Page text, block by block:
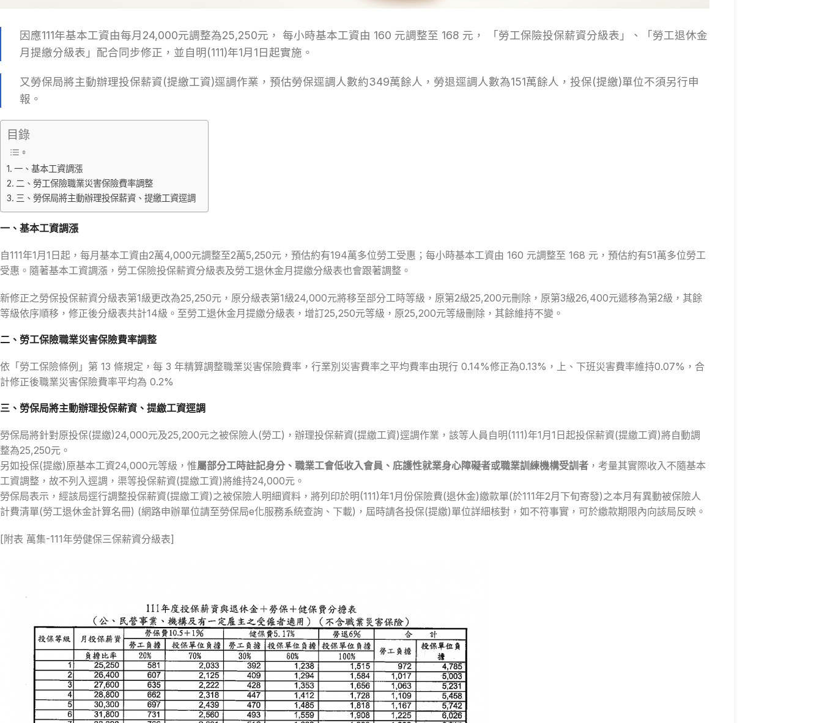
因應111年基本工資由每月24,000元調整為25,250元， 每小時基本工資由 160 元調整至 168 元， 「勞工保險投保薪資分級表」、「勞工退休金
月提繳分級表」配合同步修正，並自明(111)年1月1日起實施。
又勞保局將主動辦理投保薪資(提繳工資)逕調作業，預估勞保逕調人數約349萬餘人，勞退逕調人數為151萬餘人，投保(提繳)單位不須另行申
報。
目錄
一、基本工資調漲
二、勞工保險職業災害保險費率調整
三、勞保局將主動辦理投保薪資、提繳工資逕調
一、基本工資調漲
自111年1月1日起，每月基本工資由2萬4,000元調整至2萬5,250元，預估約有194萬多位勞工受惠；每小時基本工資由 160 元調整至 168 元，預估約有51萬多位勞工
受惠。隨著基本工資調漲，勞工保險投保薪資分級表及勞工退休金月提繳分級表也會跟著調整。
新修正之勞保投保薪資分級表第1級更改為25,250元，原分級表第1級24,000元將移至部分工時等級，原第2級25,200元刪除，原第3級26,400元遞移為第2級，其餘
等級依序順移，修正後分級表共計14級。至勞工退休金月提繳分級表，增訂25,250元等級，原25,200元等級刪除，其餘維持不變。
二、勞工保險職業災害保險費率調整
依「勞工保險條例」第 13 條規定，每 3 年精算調整職業災害保險費率，行業別災害費率之平均費率由現行 0.14%修正為0.13%，上、下班災害費率維持0.07%，合
計修正後職業災害保險費率平均為 0.2%
三、 勞保局將主動辦理投保薪資、提繳工資逕調
勞保局將針對原投保(提繳)24,000元及25,200元之被保險人(勞工)，辦理投保薪資(提繳工資)逕調作業，該等人員自明(111)年1月1日起投保薪資(提繳工資)將自動調
整為25,250元。
另如投保(提繳)原基本工資24,000元等級，惟屬部分工時註記身分、職業工會低收入會員、庇護性就業身心障礙者或職業訓練機構受訓者 ，考量其實際收入不隨基本
工資調整，故不列入逕調，渠等投保薪資(提繳工資)將維持24,000元。
勞保局表示，經該局逕行調整投保薪資(提繳工資)之被保險人明細資料，將列印於明(111)年1月份保險費(退休金)繳款單(於111年2月下旬寄發)之本月有異動被保險人
計費清單(勞工退休金計算名冊) (網路申辦單位請至勞保局e化服務系統查詢、下載)，屆時請各投保(提繳)單位詳細核對，如不符事實，可於繳款期限內向該局反映。
[附表 萬集-111年勞健保三保薪資分級表]